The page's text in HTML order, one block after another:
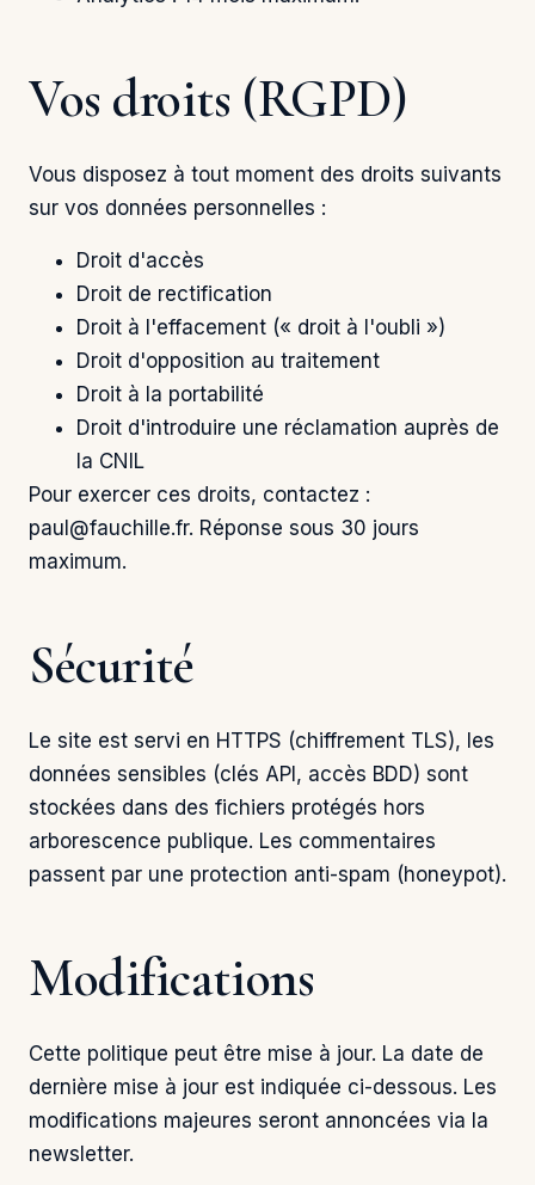
Vos droits (RGPD)
Vous disposez à tout moment des droits suivants
sur vos données personnelles :
Droit d'accès
Droit de rectification
Droit à l'effacement (« droit à l'oubli »)
Droit d'opposition au traitement
Droit à la portabilité
Droit d'introduire une réclamation auprès de
la CNIL
Pour exercer ces droits, contactez :
paul@fauchille.fr. Réponse sous 30 jours
maximum.
Sécurité
Le site est servi en HTTPS (chiffrement TLS), les
données sensibles (clés API, accès BDD) sont
stockées dans des fichiers protégés hors
arborescence publique. Les commentaires
passent par une protection anti-spam (honeypot).
Modifications
Cette politique peut être mise à jour. La date de
dernière mise à jour est indiquée ci-dessous. Les
modifications majeures seront annoncées via la
newsletter.